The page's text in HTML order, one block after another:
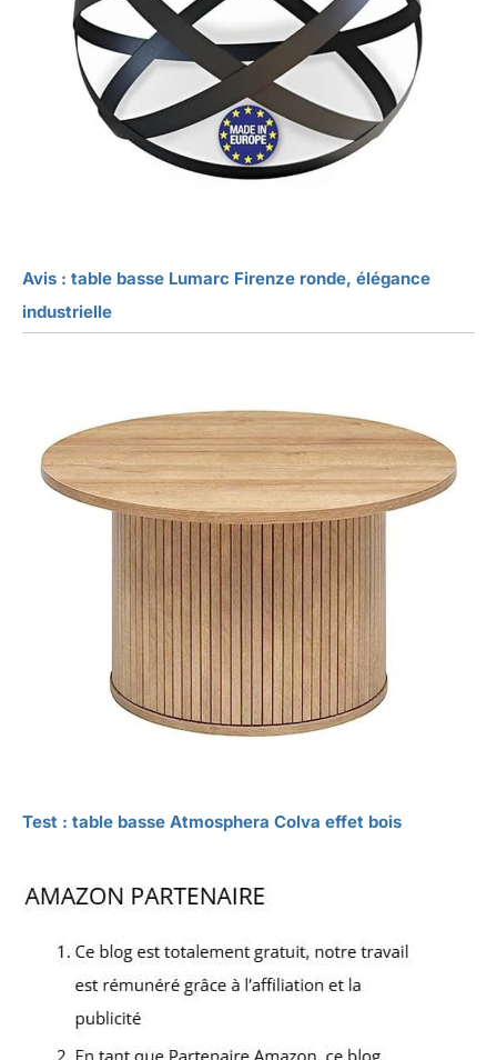
Avis : table basse Lumarc Firenze ronde, élégance
industrielle
Test : table basse Atmosphera Colva effet bois